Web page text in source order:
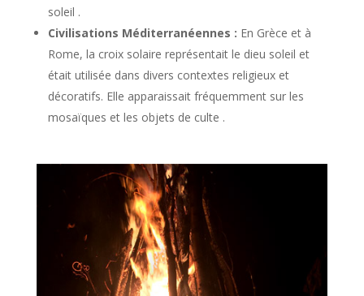
soleil .
Civilisations Méditerranéennes : En Grèce et à
Rome, la croix solaire représentait le dieu soleil et
était utilisée dans divers contextes religieux et
décoratifs. Elle apparaissait fréquemment sur les
mosaïques et les objets de culte .